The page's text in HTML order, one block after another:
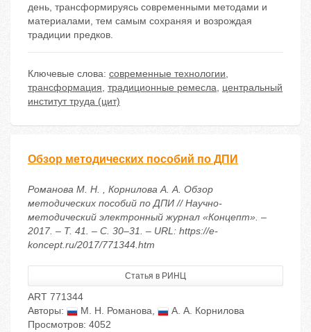
день, трансформируясь современными методами и
материалами, тем самым сохраняя и возрождая
традиции предков.
Ключевые слова: современные технологии,
трансформация, традиционные ремесла, центральный
институт труда (цит)
Обзор методических пособий по ДПИ
Романова М. Н. , Корнилова А. А. Обзор
методических пособий по ДПИ // Научно-
методический электронный журнал «Концепт». –
2017. – Т. 41. – С. 30–31. – URL: https://e-
koncept.ru/2017/771344.htm
Статья в РИНЦ
ART 771344
Авторы:
М. Н. Романова,
А. А. Корнилова
Просмотров: 4052